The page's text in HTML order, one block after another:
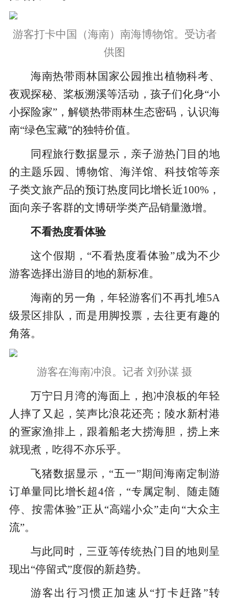
游客打卡中国（海南）南海博物馆。受访者
供图
海南热带雨林国家公园推出植物科考、
夜观探秘、桨板溯溪等活动，孩子们化身“小
小探险家”，解锁热带雨林生态密码，认识海
南“绿色宝藏”的独特价值。
同程旅行数据显示，亲子游热门目的地
的主题乐园、博物馆、海洋馆、科技馆等亲
子类文旅产品的预订热度同比增长近100%，
面向亲子客群的文博研学类产品销量激增。
不看热度看体验
这个假期，“不看热度看体验”成为不少
游客选择出游目的地的新标准。
海南的另一角，年轻游客们不再扎堆5A
级景区排队，而是用脚投票，去往更有趣的
角落。
游客在海南冲浪。记者 刘孙谋 摄
万宁日月湾的海面上，抱冲浪板的年轻
人摔了又起，笑声比浪花还亮；陵水新村港
的疍家渔排上，跟着船老大捞海胆，捞上来
就现煮，吃得不亦乐乎。
飞猪数据显示，“五一”期间海南定制游
订单量同比增长超4倍，“专属定制、随走随
停、按需体验”正从“高端小众”走向“大众主
流”。
与此同时，三亚等传统热门目的地则呈
现出“停留式”度假的新趋势。
游客出行习惯正加速从“打卡赶路”转